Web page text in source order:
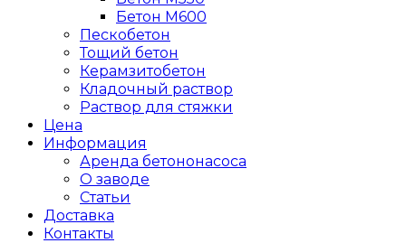
Бетон М600
Пескобетон
Тощий бетон
Керамзитобетон
Кладочный раствор
Раствор для стяжки
Цена
Информация
Аренда бетононасоса
О заводе
Статьи
Доставка
Контакты